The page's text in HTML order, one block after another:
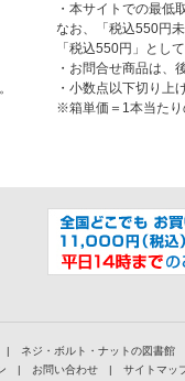
・本サイトでの最低
なお、「税込550円
「税込550円」とし
・お問合せ商品は、
・小数点以下切り上
※箱単価＝1本当たり
|
ネジ・ボルト・ナットの図書館
| お問い合わせ |
サイトマッ